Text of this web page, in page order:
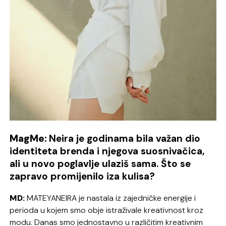
MagMe: Neira je godinama bila važan dio
identiteta brenda i njegova suosnivačica,
ali u novo poglavlje ulaziš sama. Što se
zapravo promijenilo iza kulisa?
MD:MATEYANEIRA je nastala iz zajedničke energije i
perioda u kojem smo obje istraživale kreativnost kroz
modu. Danas smo jednostavno u različitim kreativnim